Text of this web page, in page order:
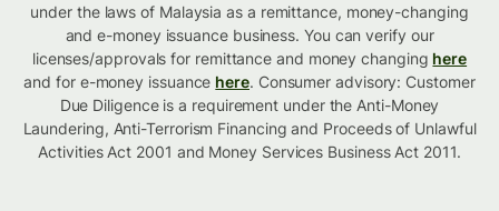
under the laws of Malaysia as a remittance, money-changing
and e-money issuance business. You can verify our
licenses/approvals for remittance and money changing here
and for e-money issuance here. Consumer advisory: Customer
Due Diligence is a requirement under the Anti-Money
Laundering, Anti-Terrorism Financing and Proceeds of Unlawful
Activities Act 2001 and Money Services Business Act 2011.